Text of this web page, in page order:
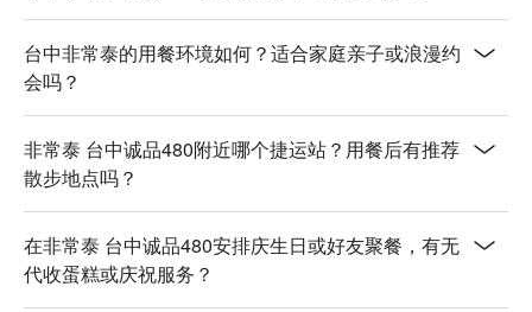
台中非常泰的用餐环境如何？适合家庭亲子或浪漫约
会吗？
非常泰 台中诚品480附近哪个捷运站？用餐后有推荐
散步地点吗？
在非常泰 台中诚品480安排庆生日或好友聚餐，有无
代收蛋糕或庆祝服务？